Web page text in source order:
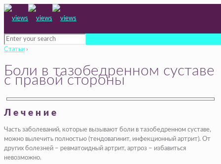
Статьи ›
Боли в тазобедренном суставе
с правой стороны
Лечение
Часть заболеваний, которые вызывают боли в тазобедренном суставе,
можно вылечить полностью (тендовагинит, инфекционный артрит). От
других болезней – ревматоидный артрит, артроз – избавиться
невозможно.